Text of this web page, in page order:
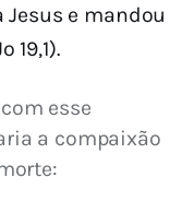
Jesus e mandou
19,1).
esse
a compaixão